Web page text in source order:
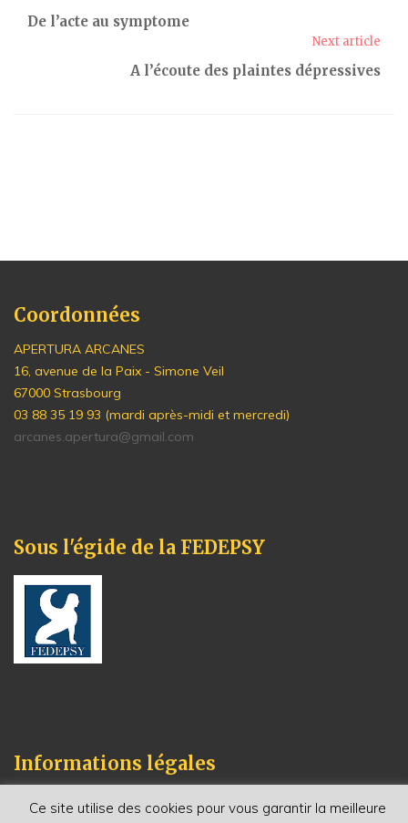
De l’acte au symptome
Next article
A l’écoute des plaintes dépressives
Coordonnées
APERTURA ARCANES
16, avenue de la Paix - Simone Veil
67000 Strasbourg
03 88 35 19 93 (mardi après-midi et mercredi)
arcanes.apertura@gmail.com
Sous l'égide de la FEDEPSY
Informations légales
Ce site utilise des cookies pour vous garantir la meilleure